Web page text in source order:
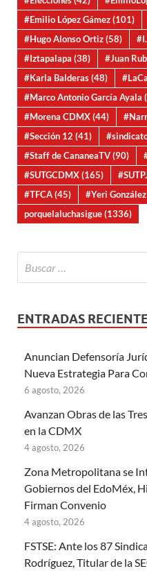
#Emilio López Gámez(101)
#Hugo Alonso Ortiz(58)
#Iztapalapa (38) #Juan
#Karla Balderas(48)
#Marco Antonio García Ayala
#Morena CDMX(44)
#Sección 12 (41)
#Staff de CananeaTV(90)
#SUTGCDMX(165)
#TFCA(45) #Yeri González
porquelaluchasigue(1336)
ENTRADAS
Anuncian Defensoría
Nueva Estrategia Para
6 agosto, 2026
Avanzan Obras de las
en la CDMX
4 agosto, 2026
Zona Metropolitana se
Gobiernos del EdoMéx,
Firman Convenio
4 agosto, 2026
FSTSE: Ante los 87
Rodríguez, Titular de la